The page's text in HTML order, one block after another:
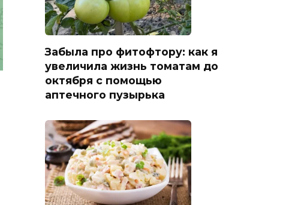
Забыла про фитофтору: как я
увеличила жизнь томатам до
октября с помощью
аптечного пузырька